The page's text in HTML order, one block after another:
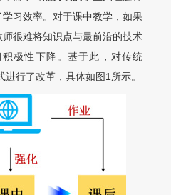
习效率。对于课中教学，如果
很难将知识点与最前沿的技术
极性下降。基于此，对传统
进行了改革，具体如图1所示。